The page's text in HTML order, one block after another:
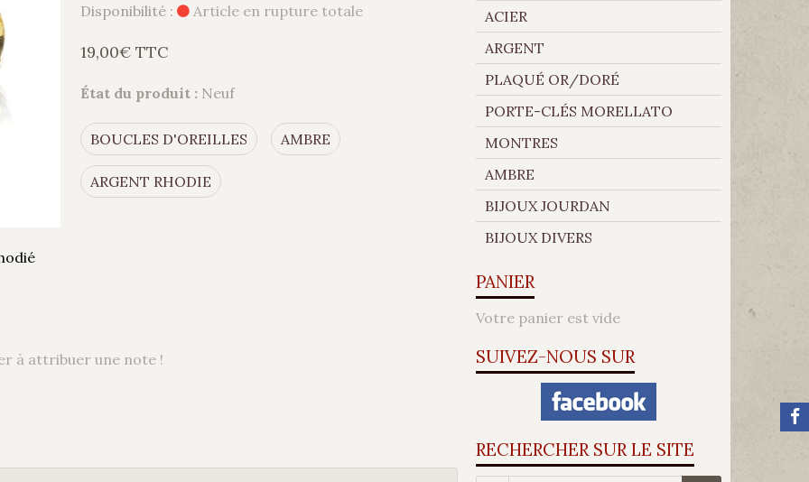
Disponibilité : Article en rupture totale
19,00€ TTC
État du produit : Neuf
BOUCLES D'OREILLES AMBRE
ARGENT RHODIE
à attribuer une note !
ACIER
ARGENT
PLAQUÉ OR/DORÉ
PORTE-CLÉS MORELLATO
MONTRES
AMBRE
BIJOUX JOURDAN
BIJOUX DIVERS
PANIER
Votre panier est vide
SUIVEZ-NOUS SUR
RECHERCHER SUR LE SITE